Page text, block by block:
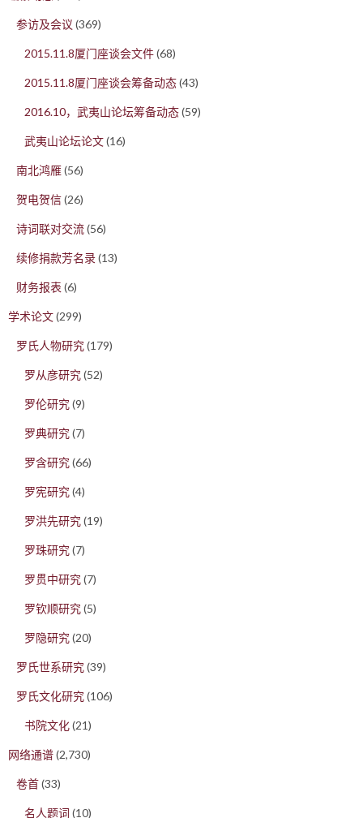
参访及会议 (369)
2015.11.8厦门座谈会文件(68)
2015.11.8厦门座谈会筹备动态(43)
2016.10，武夷山论坛筹备动态(59)
武夷山论坛论文(16)
南北鸿雁(56)
贺电贺信(26)
诗词联对交流(56)
续修捐款芳名录(13)
财务报表 (6)
学术论文(299)
罗氏人物研究(179)
罗从彦研究(52)
罗伦研究(9)
罗典研究(7)
罗含研究(66)
罗宪研究(4)
罗洪先研究(19)
罗珠研究(7)
罗贯中研究(7)
罗钦顺研究(5)
罗隐研究(20)
罗氏世系研究(39)
罗氏文化研究(106)
书院文化(21)
网络通谱(2,730)
卷首(33)
名人题词 (10)